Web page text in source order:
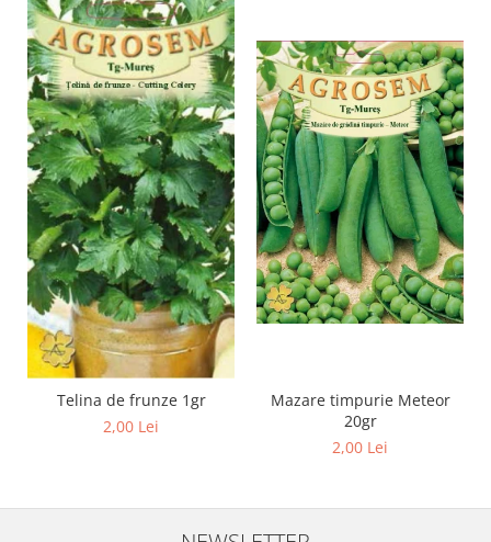
Insecticide
Dezinfectanti
Cuști transport animale mici
Gard electric
Accesorii gard electric
Aparate gard electric
Fir gard electric
Animale de companie
Caini
Accesorii
Hrana
Suplimente si produse de uz
veterinar
PapagaliTelina de frunze 1gr
2,00 Lei
Mazare timpurie Meteor
20gr
2,00 Lei